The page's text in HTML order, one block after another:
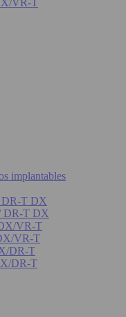
implantables
T DX
DR-T DX
VR-T
VR-T
DR-T
DR-T